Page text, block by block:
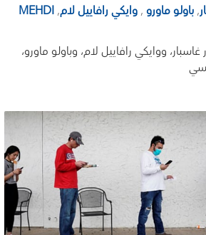
,باولو ماورو,وايكي رافاييل لام,
MEHDI
ووايكي رافاييل لام، وباولو ماورو،